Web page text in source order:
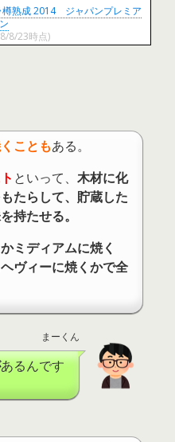
樽熟成 2014 ジャパンプレミア
8/23時点)
こともある。
といって、 木材に化
たらして、貯蔵した
持たせる。
ミディアムに焼く
ヴィーに焼くかで全
まーくん
あるんです